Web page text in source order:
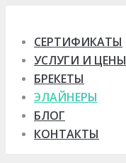
content
СЕРТИФИКАТЫ
УСЛУГИ И ЦЕНЫ
БРЕКЕТЫ
ЭЛАЙНЕРЫ
БЛОГ
КОНТАКТЫ